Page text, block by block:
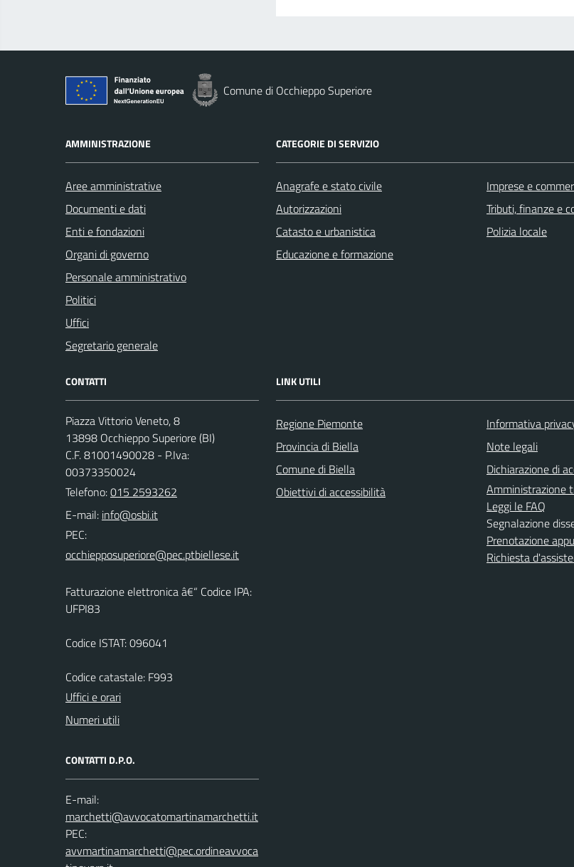
Comune di Occhieppo Superiore
AMMINISTRAZIONE
Aree amministrative
Documenti e dati
Enti e fondazioni
Organi di governo
Personale amministrativo
Politici
Uffici
Segretario generale
CATEGORIE DI SERVIZIO
Anagrafe e stato civile
Autorizzazioni
Catasto e urbanistica
Educazione e formazione
Imprese e
Tributi, finanze e
Polizia locale
CONTATTI
Piazza Vittorio Veneto, 8
13898 Occhieppo Superiore (BI)
C.F. 81001490028 - P.Iva:
00373350024
Telefono:015 2593262
E-mail:
PEC:
Fatturazione elettronica â€“ Codice IPA:
UFPI83
Codice ISTAT: 096041
Codice catastale: F993
Uffici e orari
Numeri utili
CONTATTI D.P.O.
E-mail:
PEC:
LINK UTILI
Regione Piemonte
Provincia di Biella
Comune di Biella
Obiettivi di accessibilità
Informativa
Note legali
Dichiarazione di
Amministrazione
Leggi le FAQ
Segnalazione
Prenotazione
Richiesta